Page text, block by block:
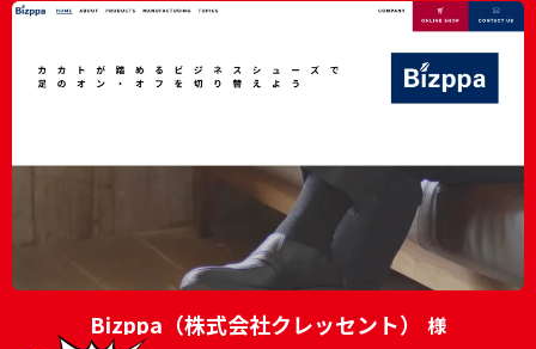
Bizppa（株式会社クレッセント） 様